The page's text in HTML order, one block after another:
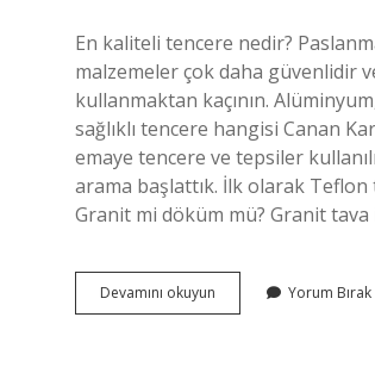
En kaliteli tencere nedir?
malzemeler çok daha güvenlidir
kullanmaktan kaçının.
sağlıklı tencere hangisi Canan
emaye tencere ve tepsiler
arama başlattık. İlk olarak
Granit mi döküm mü? Granit
Devamını okuyun
Dayanıklı
Yorum Bırak